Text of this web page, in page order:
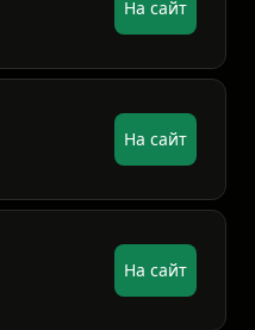
На сайт
На сайт
На сайт